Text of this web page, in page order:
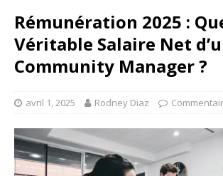
Rémunération 2025 :
Véritable Salaire Net
Community Manager ?
avril 1, 2025 Rodney Diaz